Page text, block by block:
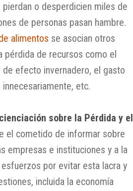
o desperdicien miles de
de personas pasan hambre.
alimentos se asocian otros
pérdida de recursos como el
efecto invernadero, el gasto
etc.
sobre la Pérdida y el
el cometido de informar sobre
empresas e instituciones y a la
por evitar esta lacra y
incluida la economía